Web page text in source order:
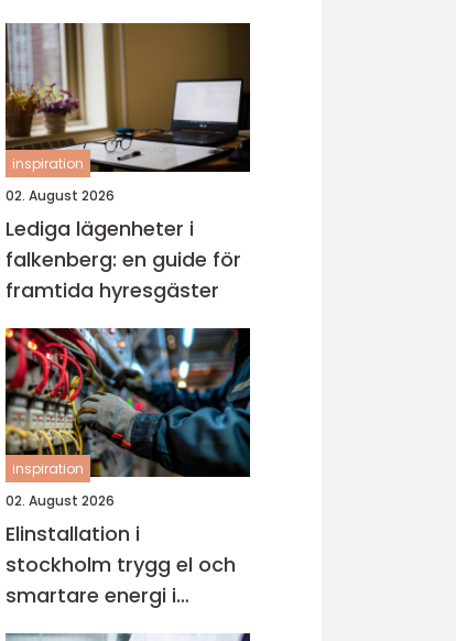
inspiration
02. August 2026
Lediga lägenheter i
falkenberg: en guide för
framtida hyresgäster
inspiration
02. August 2026
Elinstallation i
stockholm trygg el och
smartare energi i
vardagen